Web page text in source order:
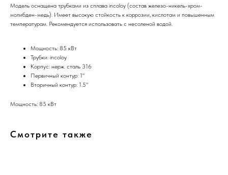
Модель оснащена трубками из сплава incoloy (состав железо-никель-хром-
молибден-медь). Имеет высокую стойкость к коррозии, кислотам и повышенным
температурам. Рекомендуется использовать с несоленой водой.
Мощность: 85 кВт
Трубки: incoloy
Корпус: нерж. сталь 316
Первичный контур: 1"
Вторичный контур: 1.5"
Мощность: 85 кВт
Смотрите также